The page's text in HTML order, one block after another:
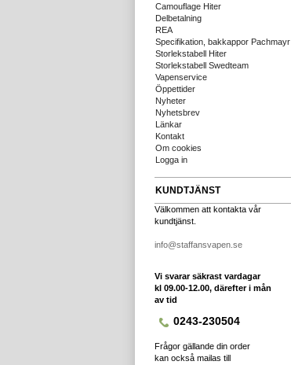
Camouflage Hiter
Delbetalning
REA
Specifikation, bakkappor Pachmayr
Storlekstabell Hiter
Storlekstabell Swedteam
Vapenservice
Öppettider
Nyheter
Nyhetsbrev
Länkar
Kontakt
Om cookies
Logga in
KUNDTJÄNST
Välkommen att kontakta vår
kundtjänst.
info@staffansvapen.se
Vi svarar säkrast vardagar
kl 09.00-12.00, därefter i mån
av tid
0243-230504
Frågor gällande din order
kan också mailas till